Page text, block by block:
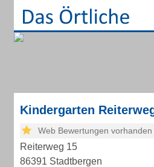
Kindergarten
Web Bewertungen vorhanden
Reiterweg 15
86391 Stadtbergen